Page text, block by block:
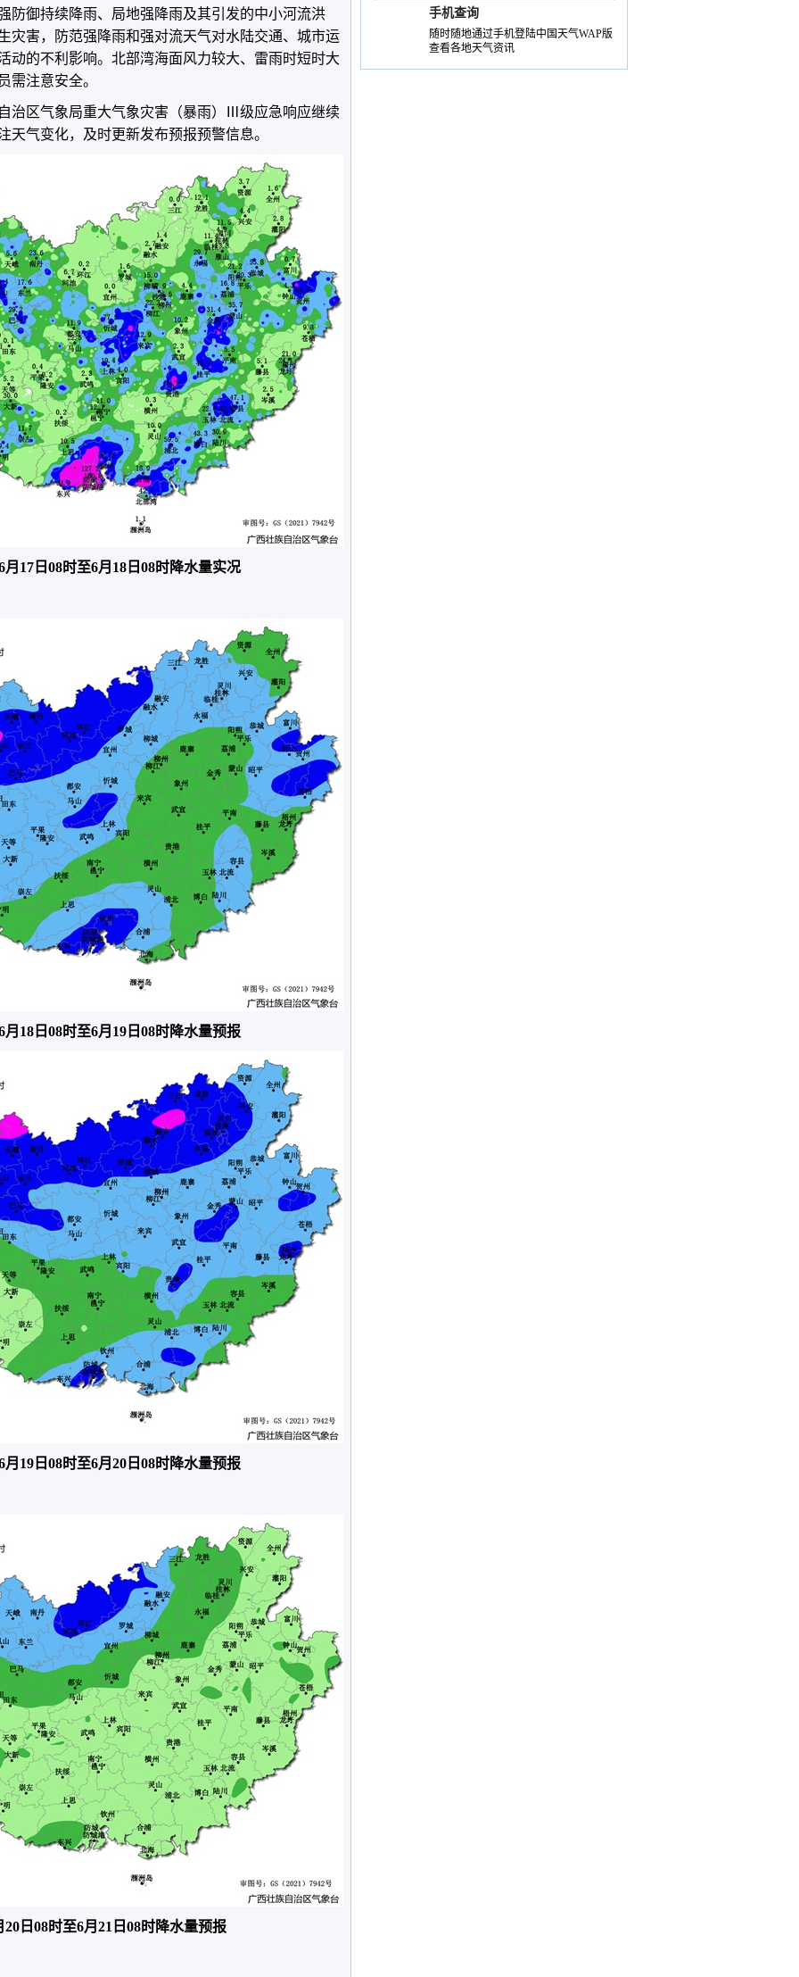
防御持续降雨、局地强降雨及其引发的中小河流洪
灾害，防范强降雨和强对流天气对水陆交通、城市运
动的不利影响。北部湾海面风力较大、雷雨时短时大
需注意安全。
治区气象局重大气象灾害（暴雨）Ⅲ级应急响应继续
天气变化，及时更新发布预报预警信息。
月17日08时至6月18日08时降水量实况
月18日08时至6月19日08时降水量预报
月19日08时至6月20日08时降水量预报
20日08时至6月21日08时降水量预报
手机查询
随时随地通过手机登陆中国天气WAP版
查看各地天气资讯